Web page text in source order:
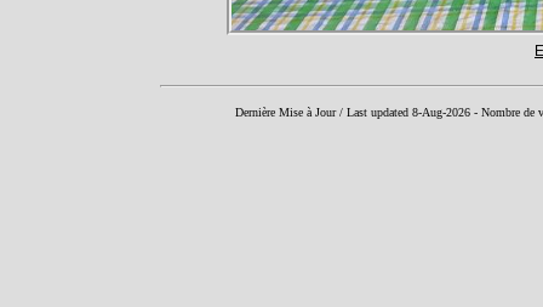
Dernière Mise à Jour / Last updated 8-Aug-2026 - Nombre de